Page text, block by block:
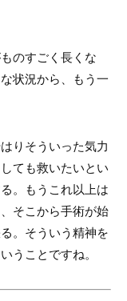
のすごく長くな
状況から、もう一
りそういった気力
ても救いたいとい
。もうこれ以上は
そこから手術が始
。そういう精神を
うことですね。